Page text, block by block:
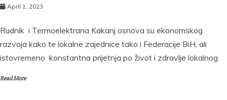
April 1, 2023
Rudnik i Termoelektrana Kakanj osnova su ekonomskog
razvoja kako te lokalne zajednice tako i Federacije BiH, ali
istovremeno konstantna prijetnja po život i zdravlje lokalnog
Read More